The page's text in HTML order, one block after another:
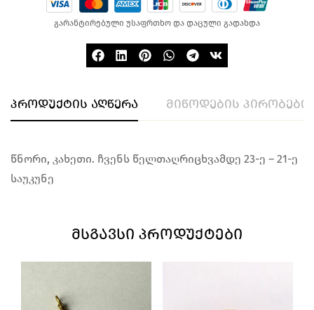
გარანტირებული უსაფრთხო და დაცული გადახდა
პროდუქტის აღწერა მიწოდების პირობები
წნორი, კახეთი. ჩვენს წელთაღრიცხვამდე 23-ე – 21-ე
საუკუნე
ᲛᲡᲒᲐᲕᲡᲘ ᲞᲠᲝᲓᲣᲥᲢᲔᲑᲘ